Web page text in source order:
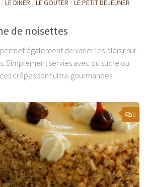
/LE DÎNER /LE GOÛTER /LE PETIT DÉJEUNER
de noisettes
également de varier les plaisir sur
Simplement servies avec du sucre ou
crêpes sont ultra-gourmandes !
0